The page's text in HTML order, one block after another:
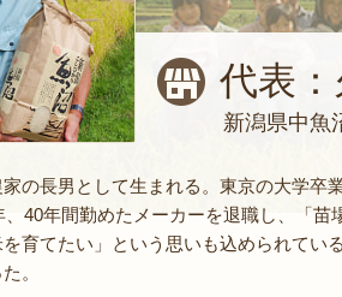
代表
新潟県中魚
の長男として生まれる。東京の大学卒
、40年間勤めたメーカーを退職し、「
育てたい」という思いも込められてい
。